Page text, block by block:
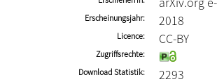
Erscheinungsjahr 2018
Licence CC-BY
Zugriffsrechte
Download Statistik
2293